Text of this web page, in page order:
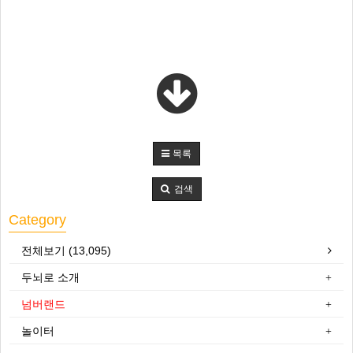
목록
검색
Category
전체보기 (13,095)
두뇌로 소개
넘버랜드
놀이터